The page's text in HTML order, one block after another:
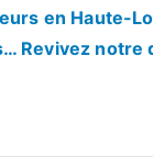
en Haute-
Revivez notre